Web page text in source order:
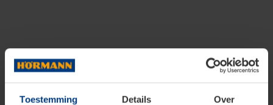
Toestemming Details Over